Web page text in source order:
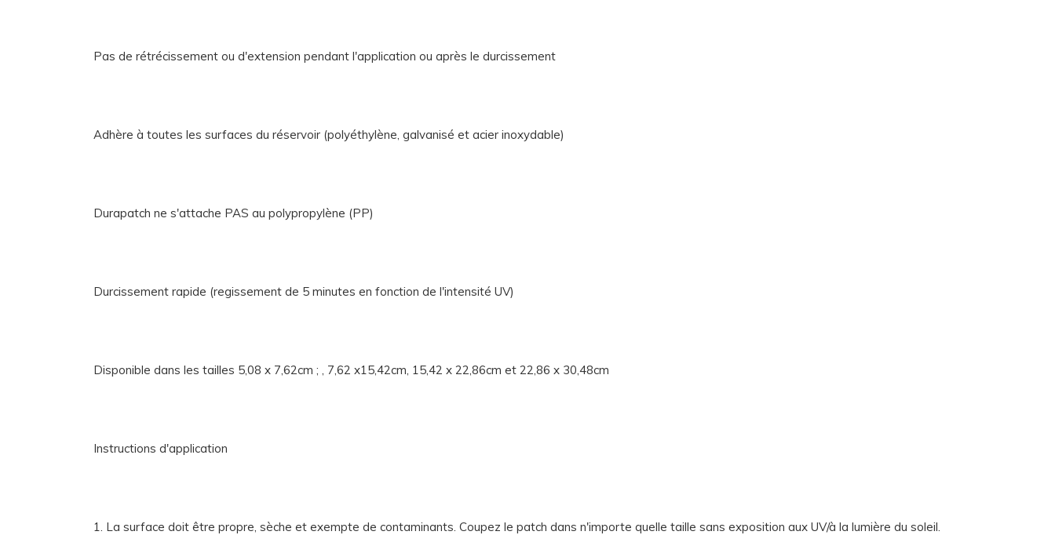
Pas de rétrécissement ou d'extension pendant l'application ou après le durcissement
Adhère à toutes les surfaces du réservoir (polyéthylène, galvanisé et acier inoxydable)
Durapatch ne s'attache PAS au polypropylène (PP)
Durcissement rapide (regissement de 5 minutes en fonction de l'intensité UV)
Disponible dans les tailles 5,08 x 7,62cm ; , 7,62 x15,42cm, 15,42 x 22,86cm et 22,86 x 30,48cm
Instructions d'application
1. La surface doit être propre, sèche et exempte de contaminants. Coupez le patch dans n'importe quelle taille sans exposition aux UV/à la lumière du soleil.